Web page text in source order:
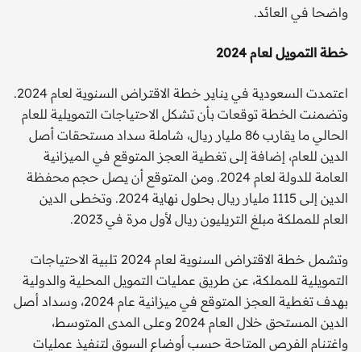
واضحا في العائد.
خطة التمويل لعام 2024
اعتمدت السعودية في يناير خطة الاقتراض السنوية لعام 2024.
وتضمنت الخطة توقعات بأن تشكل الاحتياجات التمويلية للعام
الحالي ما يقارب 86 مليار ريال، شاملة سداد مستحقات أصل
الدين للعام، إضافة إلى تغطية العجز المتوقع في الميزانية
العامة للدولة لعام 2024. ومن المتوقع أن يصل حجم محفظة
الدين إلى 1115 مليار ريال بحلول نهاية 2024. وتخطى الدين
العام للمملكة مبلغ التريليون ريال لأول مرة في 2023.
وتشمل خطة الاقتراض السنوية لعام 2024 تلبية الاحتياجات
التمويلية للمملكة، عن طريق عمليات التمويل المحلية والدولية
بهدف تغطية العجز المتوقع في ميزانية عام 2024، وسداد أصل
الدين المستحق خلال العام 2024 وعلى المدى المتوسط،
واغتنام الفرص المتاحة حسب أوضاع السوق لتنفيذ عمليات